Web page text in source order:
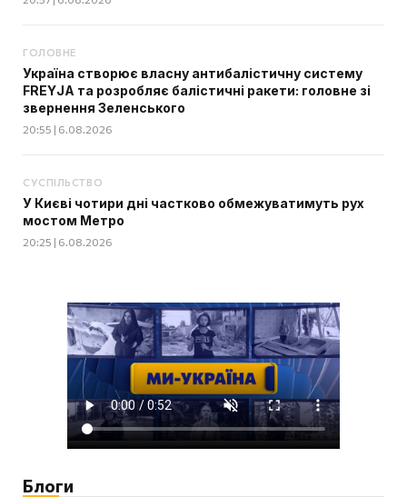
ГОЛОВНЕ
Україна створює власну антибалістичну систему
FREYJA та розробляє балістичні ракети: головне зі
звернення Зеленського
20:55 | 6.08.2026
СУСПІЛЬСТВО
У Києві чотири дні частково обмежуватимуть рух
мостом Метро
20:25 | 6.08.2026
Блоги